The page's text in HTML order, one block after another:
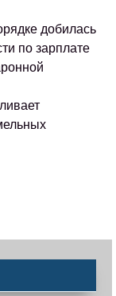
добилась
по зарплате